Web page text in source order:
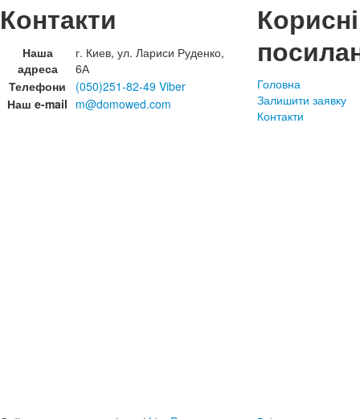
Контакти
Наша
адреса
г. Киев, ул. Лариси Руденко,
6А
Телефони
(050)251-82-49 Viber
Наш e-mail m@domowed.com
Корисні
Головна
Залишити заявку
Контакти